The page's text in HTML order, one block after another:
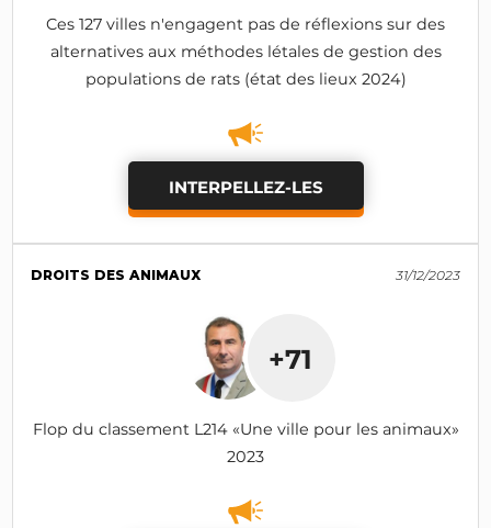
Ces 127 villes n'engagent pas de réflexions sur des
alternatives aux méthodes létales de gestion des
populations de rats (état des lieux 2024)
INTERPELLEZ-LES
DROITS DES ANIMAUX 31/12/2023
+71
Flop du classement L214 «Une ville pour les animaux»
2023